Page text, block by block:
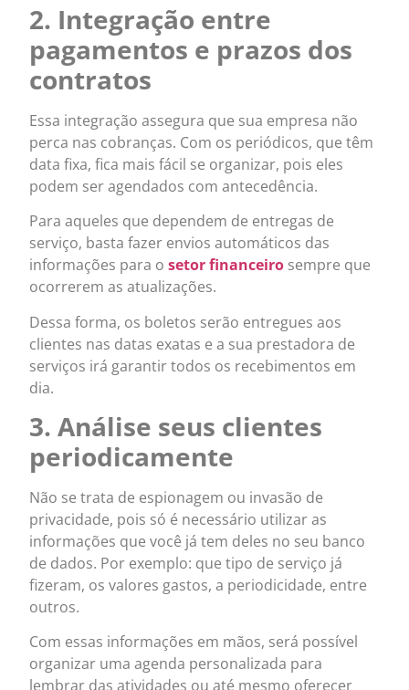
2. Integração entre
pagamentos e prazos dos
contratos
Essa integração assegura que sua empresa não
perca nas cobranças. Com os periódicos, que têm
data fixa, fica mais fácil se organizar, pois eles
podem ser agendados com antecedência.
Para aqueles que dependem de entregas de
serviço, basta fazer envios automáticos das
informações para osetor financeiro sempre que
ocorrerem as atualizações.
Dessa forma, os boletos serão entregues aos
clientes nas datas exatas e a sua prestadora de
serviços irá garantir todos os recebimentos em
dia.
3. Análise seus clientes
periodicamente
Não se trata de espionagem ou invasão de
privacidade, pois só é necessário utilizar as
informações que você já tem deles no seu banco
de dados. Por exemplo: que tipo de serviço já
fizeram, os valores gastos, a periodicidade, entre
outros.
Com essas informações em mãos, será possível
organizar uma agenda personalizada para
lembrar das atividades ou até mesmo oferecer